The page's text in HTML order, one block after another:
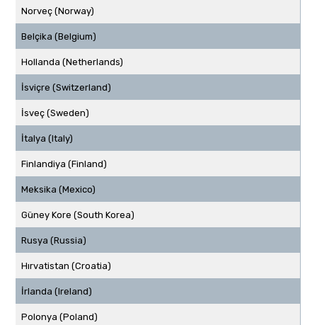
Norveç (Norway)
Belçika (Belgium)
Hollanda (Netherlands)
İsviçre (Switzerland)
İsveç (Sweden)
İtalya (Italy)
Finlandiya (Finland)
Meksika (Mexico)
Güney Kore (South Korea)
Rusya (Russia)
Hırvatistan (Croatia)
İrlanda (Ireland)
Polonya (Poland)